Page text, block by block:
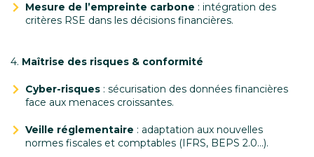
Mesure de l’empreinte carbone : intégration des
critères RSE dans les décisions financières.
4. Maîtrise des risques & conformité
Cyber-risques : sécurisation des données financières
face aux menaces croissantes.
Veille réglementaire : adaptation aux nouvelles
normes fiscales et comptables (IFRS, BEPS 2.0…).